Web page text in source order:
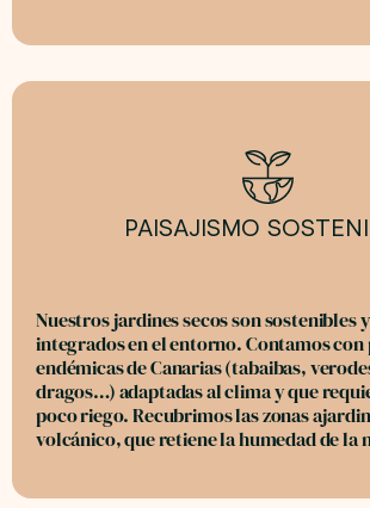
PAISAJISMO
Nuestros jardines secos son sostenibles
integrados en el entorno. Contamos con
endémicas de Canarias (tabaibas,
dragos…) adaptadas al clima y que
poco riego. Recubrimos las zonas
volcánico, que retiene la humedad de la